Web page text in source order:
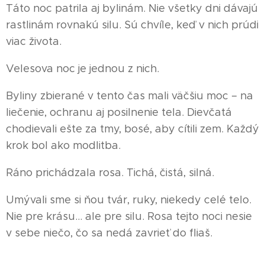
Táto noc patrila aj bylinám. Nie všetky dni dávajú
rastlinám rovnakú silu. Sú chvíle, keď v nich prúdi
viac života.
Velesova noc je jednou z nich.
Byliny zbierané v tento čas mali väčšiu moc – na
liečenie, ochranu aj posilnenie tela. Dievčatá
chodievali ešte za tmy, bosé, aby cítili zem. Každý
krok bol ako modlitba.
Ráno prichádzala rosa. Tichá, čistá, silná.
Umývali sme si ňou tvár, ruky, niekedy celé telo.
Nie pre krásu… ale pre silu. Rosa tejto noci nesie
v sebe niečo, čo sa nedá zavrieť do fliaš.